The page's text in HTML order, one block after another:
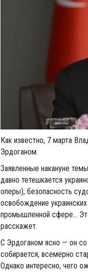
Как известно, 7 марта
Эрдоганом.
Заявленные накануне
давно тетешкается
оперы), безопасность
освобождение
промышленной сфере…
расскажет.
С Эрдоганом ясно — он со
собирается, всемерно
Однако интересно, чего